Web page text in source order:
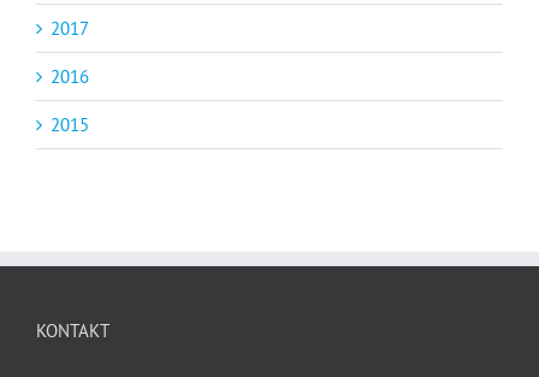
2017
2016
2015
KONTAKT